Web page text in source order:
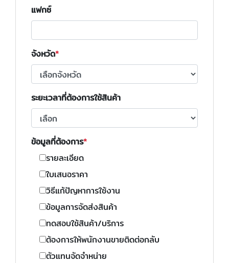
แฟกซ์
จังหวัด
ระยะเวลาที่ต้องการใช้สินค้า
ข้อมูลที่ต้องการ
รายละเอียด
ใบเสนอราคา
วิธีแก้ปัญหาการใช้งาน
ข้อมูลการจัดส่งสินค้า
ทดสอบใช้สินค้า/บริการ
ต้องการให้พนักงานขายติดต่อกลับ
ตัวแทนจัดจำหน่าย